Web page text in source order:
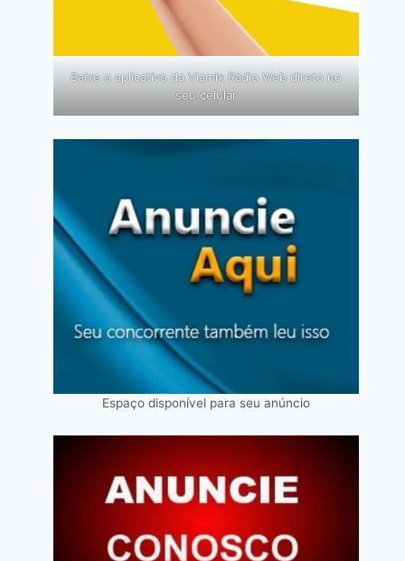
Baixe o aplicativo da Viamix Rádio Web direto no
seu celular
Espaço disponível para seu anúncio